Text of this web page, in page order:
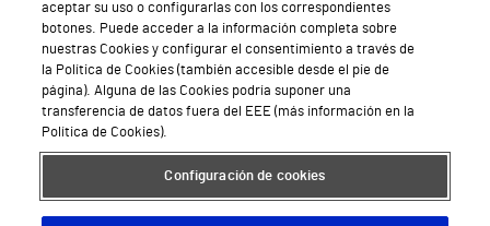
Hospitales Privados
Hospital Vithas Aguas Vivas
Hospital Vithas Alicante
Hospital Vithas Almería
aceptar su uso o configurarlas con los correspondientes
botones. Puede acceder a la información completa sobre
nuestras Cookies y configurar el consentimiento a través de
la Política de Cookies (también accesible desde el pie de
página). Alguna de las Cookies podría suponer una
transferencia de datos fuera del EEE (más información en la
Política de Cookies).
Configuración de cookies